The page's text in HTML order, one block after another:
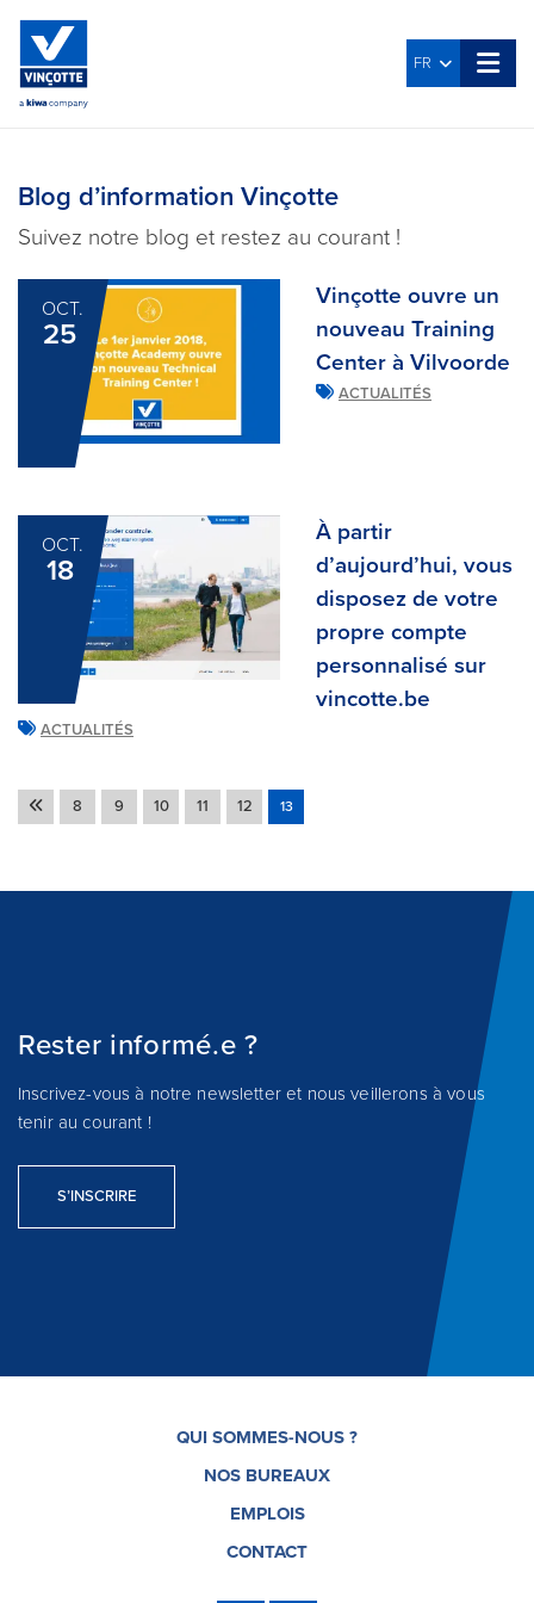
FR
Blog d’information Vinçotte
Suivez notre blog et restez au courant !
OCT.
25
Vinçotte ouvre un
nouveau Training
Center à Vilvoorde
ACTUALITÉS
OCT.
18
À partir
d’aujourd’hui, vous
disposez de votre
propre compte
personnalisé sur
vincotte.be
ACTUALITÉS
8 9 10 11 12 13
Rester informé.e ?
Inscrivez-vous à notre newsletter et nous veillerons à vous
tenir au courant !
S’INSCRIRE
QUI SOMMES-NOUS ?
NOS BUREAUX
EMPLOIS
CONTACT